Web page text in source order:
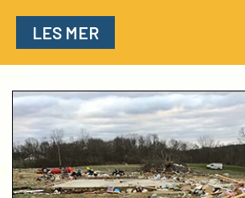
LES MER